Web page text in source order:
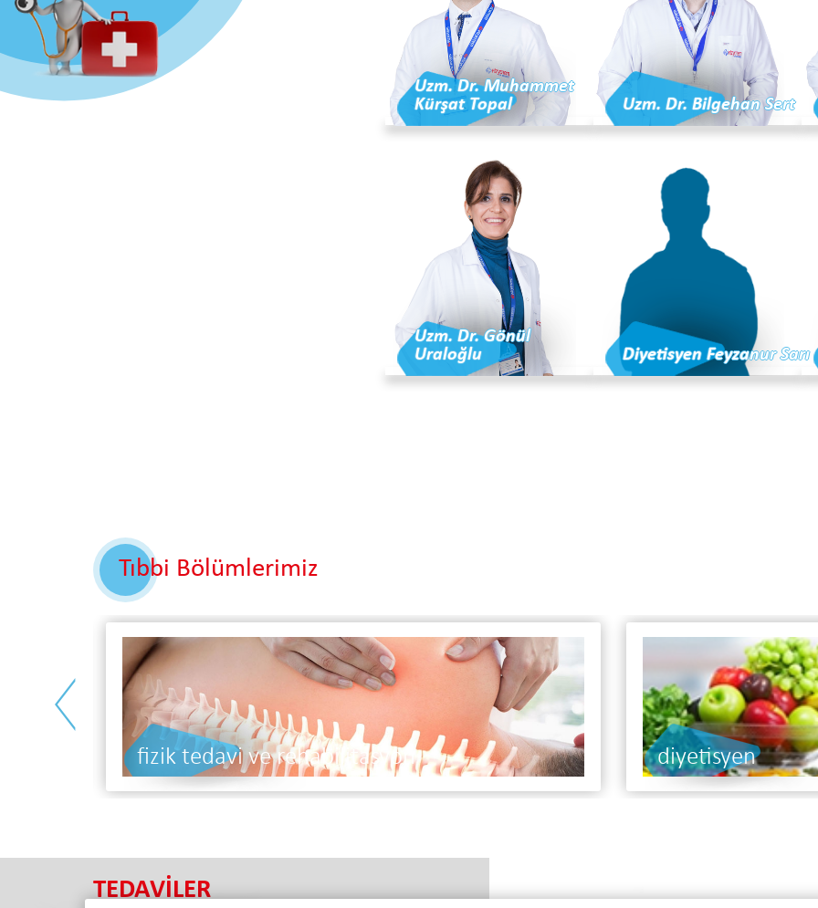
Uzm. Dr. Muhammet
Kürşat Topal
Uzm. Dr. Bilgehan Sert
Uzm. Dr. Gönül
Uraloğlu
Diyetisyen Feyzanur Sarı
Tıbbi Bölümlerimiz
diyetisyen fizik tedavi ve
<
TEDAVİLER